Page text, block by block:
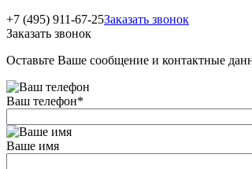
+7 (495) 911-67-25Заказать звонок
Заказать звонок
Оставьте Ваше сообщение и контактные
Ваш телефон*
Ваше имя